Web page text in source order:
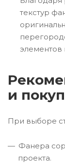
текстур
элементов
и
При выборе
Фанера
проекта.